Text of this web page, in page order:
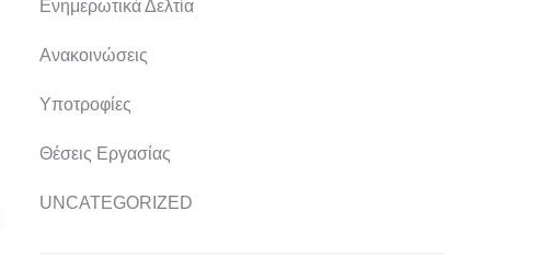
Ενημερωτικά Δελτία
Ανακοινώσεις
Υποτροφίες
Θέσεις Εργασίας
UNCATEGORIZED